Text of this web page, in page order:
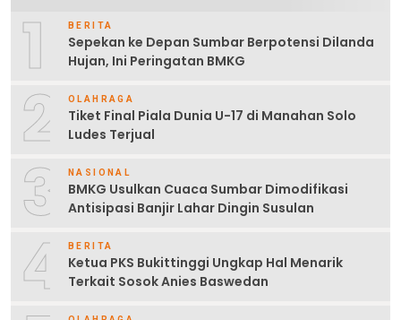
1 BERITA
Sepekan ke Depan Sumbar Berpotensi Dilanda
Hujan, Ini Peringatan BMKG
2 OLAHRAGA
Tiket Final Piala Dunia U-17 di Manahan Solo
Ludes Terjual
3 NASIONAL
BMKG Usulkan Cuaca Sumbar Dimodifikasi
Antisipasi Banjir Lahar Dingin Susulan
4 BERITA
Ketua PKS Bukittinggi Ungkap Hal Menarik
Terkait Sosok Anies Baswedan